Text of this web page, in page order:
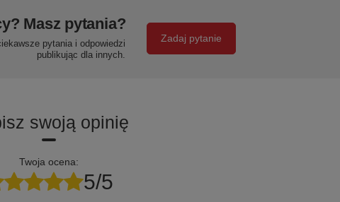
Masz pytania?
pytania i odpowiedzi
publikując dla innych.
Zadaj pytanie
swoją opinię
Twoja ocena:
5/5